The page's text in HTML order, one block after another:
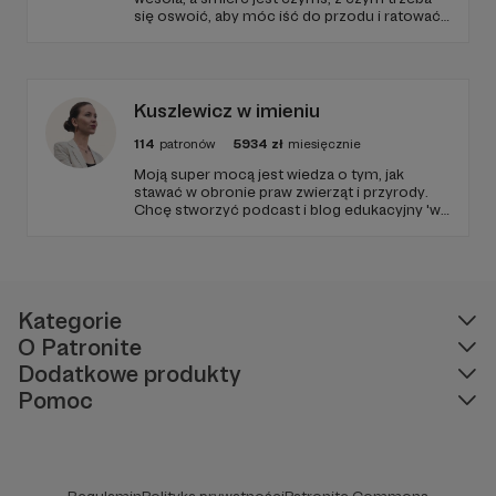
Gąsienica Giewont.
Krótki urywek z planu filmowego:
Aby zobaczyć treść musisz zmienić ustawienia
polityki prywatności
się oswoić, aby móc iść do przodu i ratować
Kuszlewicz w imieniu
114 patronów 5934 zł miesięcznie
Moją super mocą jest wiedza o tym, jak
stawać w obronie praw zwierząt i przyrody.
Chcę stworzyć podcast i blog edukacyjny 'w
Kategorie
O Patronite
Dodatkowe produkty
Pomoc